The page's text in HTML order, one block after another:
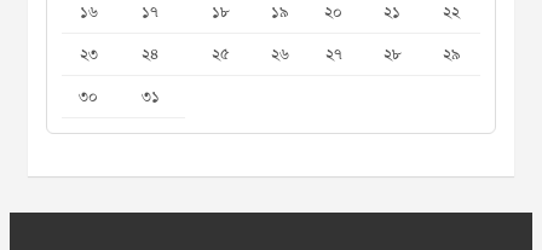
১৬
১৭ ১৮ ১৯ ২০ ২১
২২
২৩
২৪ ২৫ ২৬ ২৭ ২৮
২৯
৩০
৩১